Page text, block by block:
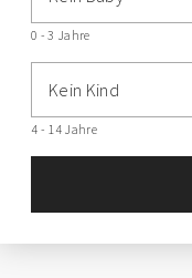
0 - 3 Jahre
Kein Kind
4 - 14 Jahre